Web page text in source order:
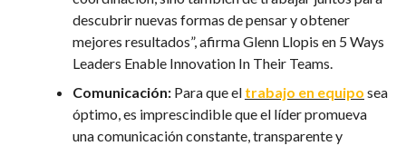
descubrir nuevas formas de pensar y obtener
mejores resultados”, afirma Glenn Llopis en 5 Ways
Leaders Enable Innovation In Their Teams.
Comunicación: Para que el trabajo en equipo sea
óptimo, es imprescindible que el líder promueva
una comunicación constante, transparente y